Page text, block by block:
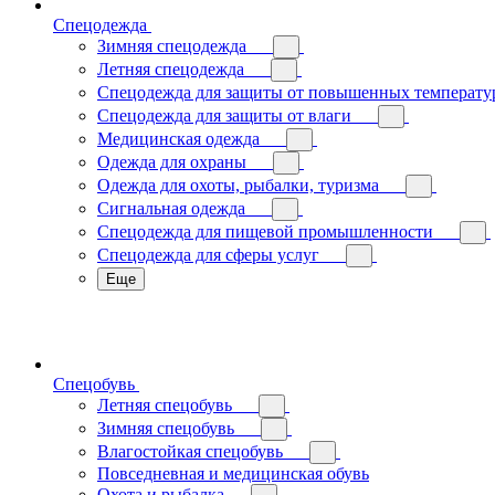
Спецодежда
Зимняя спецодежда
Летняя спецодежда
Спецодежда для защиты от повышенных
Спецодежда для защиты от влаги
Медицинская одежда
Одежда для охраны
Одежда для охоты, рыбалки, туризма
Сигнальная одежда
Спецодежда для пищевой промышленности
Спецодежда для сферы услуг
Еще
Спецобувь
Летняя спецобувь
Зимняя спецобувь
Влагостойкая спецобувь
Повседневная и медицинская обувь